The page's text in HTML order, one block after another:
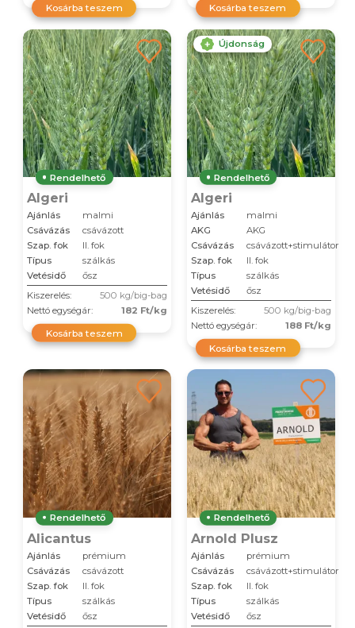
Kosárba teszem
Kosárba teszem
Rendelhető
Algeri
Ajánlás
malmi
Csávázás
csávázott
Szap. fok
II. fok
Típus
szálkás
Vetésidő
ősz
Kiszerelés:
500 kg/big-bag
Nettó egységár:
182 Ft/kg
Kosárba teszem
Újdonság
Rendelhető
Algeri
Ajánlás
malmi
AKG
AKG
Csávázás
csávázott+stimulátor
Szap. fok
II. fok
Típus
szálkás
Vetésidő
ősz
Kiszerelés:
500 kg/big-bag
Nettó egységár:
188 Ft/kg
Kosárba teszem
Rendelhető
Alicantus
Ajánlás
prémium
Csávázás
csávázott
Szap. fok
II. fok
Típus
szálkás
Vetésidő
ősz
Rendelhető
Arnold Plusz
Ajánlás
prémium
Csávázás
csávázott+stimulátor
Szap. fok
II. fok
Típus
szálkás
Vetésidő
ősz